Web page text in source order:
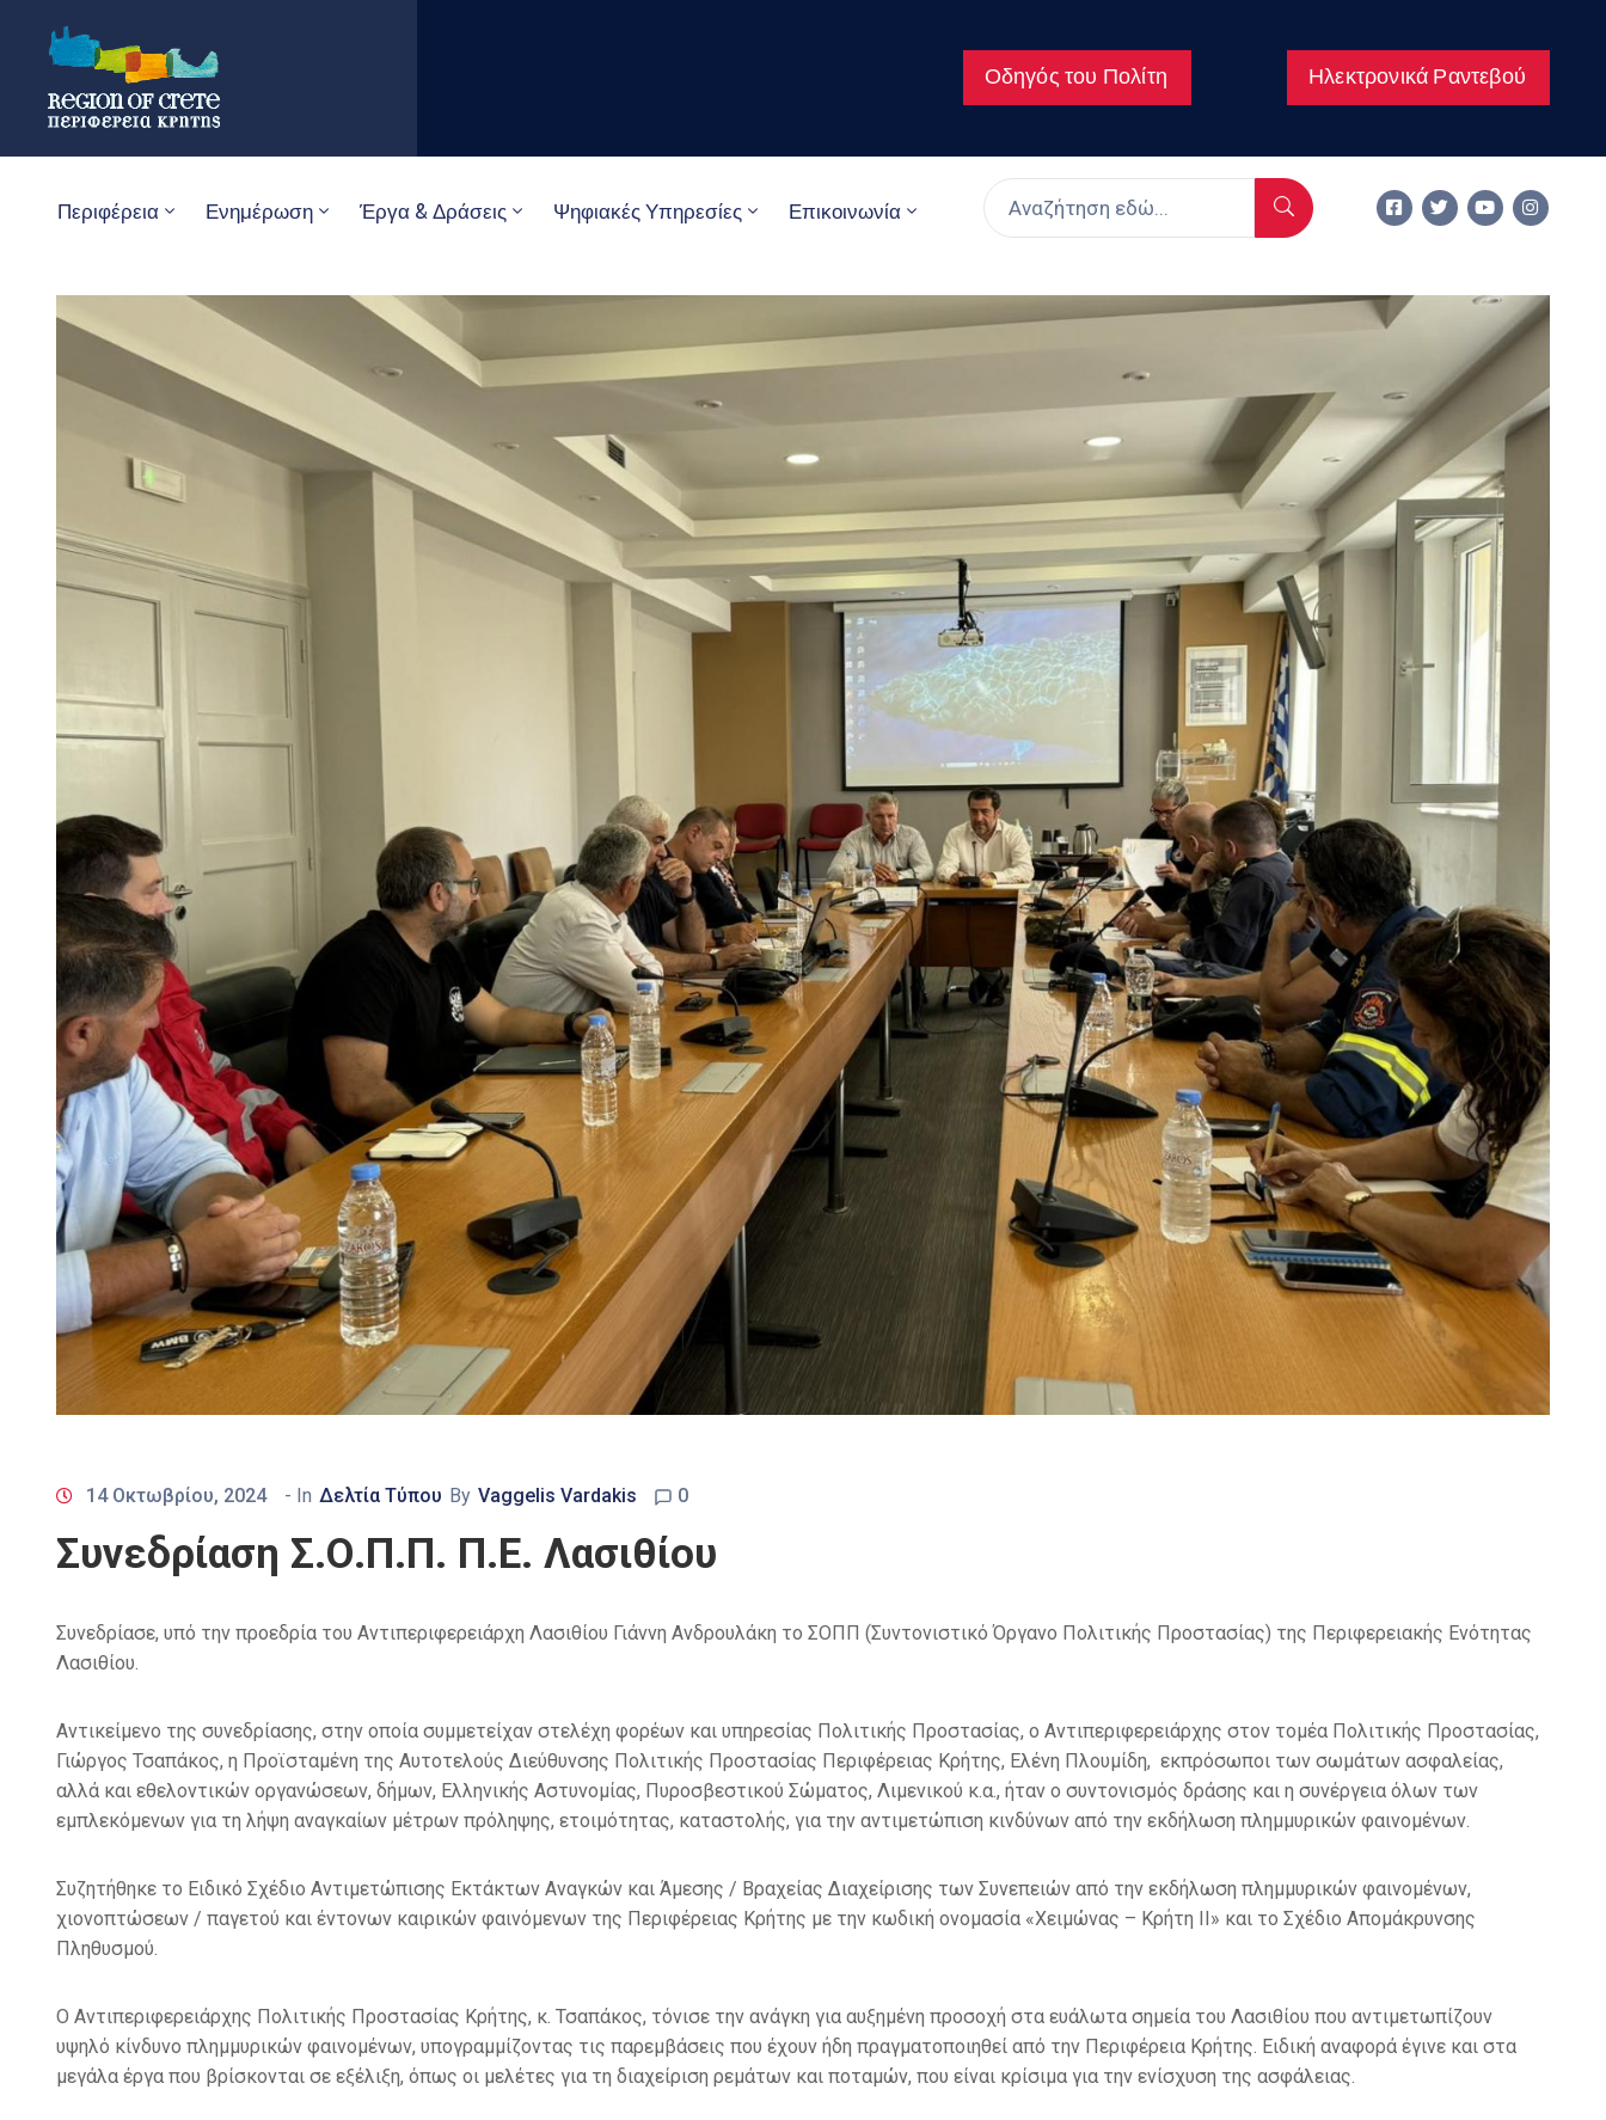
Οδηγός του Πολίτη Ηλεκτρονικά Ραντεβού
Περιφέρεια Ενημέρωση Έργα & Δράσεις Ψηφιακές Υπηρεσίες Επικοινωνία
14 Οκτωβρίου, 2024 - In Δελτία Τύπου By Vaggelis Vardakis 0
Συνεδρίαση Σ.Ο.Π.Π. Π.Ε. Λασιθίου
Συνεδρίασε, υπό την προεδρία του Αντιπεριφερειάρχη Λασιθίου Γιάννη Ανδρουλάκη το ΣΟΠΠ (Συντονιστικό Όργανο Πολιτικής Προστασίας) της Περιφερειακής Ενότητας
Λασιθίου.
Αντικείμενο της συνεδρίασης, στην οποία συμμετείχαν στελέχη φορέων και υπηρεσίας Πολιτικής Προστασίας, ο Αντιπεριφερειάρχης στον τομέα Πολιτικής Προστασίας,
Γιώργος Τσαπάκος, η Προϊσταμένη της Αυτοτελούς Διεύθυνσης Πολιτικής Προστασίας Περιφέρειας Κρήτης, Ελένη Πλουμίδη, εκπρόσωποι των σωμάτων ασφαλείας,
αλλά και εθελοντικών οργανώσεων, δήμων, Ελληνικής Αστυνομίας, Πυροσβεστικού Σώματος, Λιμενικού κ.α., ήταν ο συντονισμός δράσης και η συνέργεια όλων των
εμπλεκόμενων για τη λήψη αναγκαίων μέτρων πρόληψης, ετοιμότητας, καταστολής, για την αντιμετώπιση κινδύνων από την εκδήλωση πλημμυρικών φαινομένων.
Συζητήθηκε το Ειδικό Σχέδιο Αντιμετώπισης Εκτάκτων Αναγκών και Άμεσης / Βραχείας Διαχείρισης των Συνεπειών από την εκδήλωση πλημμυρικών φαινομένων,
χιονοπτώσεων / παγετού και έντονων καιρικών φαινόμενων της Περιφέρειας Κρήτης με την κωδική ονομασία «Χειμώνας – Κρήτη ΙΙ» και το Σχέδιο Απομάκρυνσης
Πληθυσμού.
Ο Αντιπεριφερειάρχης Πολιτικής Προστασίας Κρήτης, κ. Τσαπάκος, τόνισε την ανάγκη για αυξημένη προσοχή στα ευάλωτα σημεία του Λασιθίου που αντιμετωπίζουν
υψηλό κίνδυνο πλημμυρικών φαινομένων, υπογραμμίζοντας τις παρεμβάσεις που έχουν ήδη πραγματοποιηθεί από την Περιφέρεια Κρήτης. Ειδική αναφορά έγινε και στα
μεγάλα έργα που βρίσκονται σε εξέλιξη, όπως οι μελέτες για τη διαχείριση ρεμάτων και ποταμών, που είναι κρίσιμα για την ενίσχυση της ασφάλειας.